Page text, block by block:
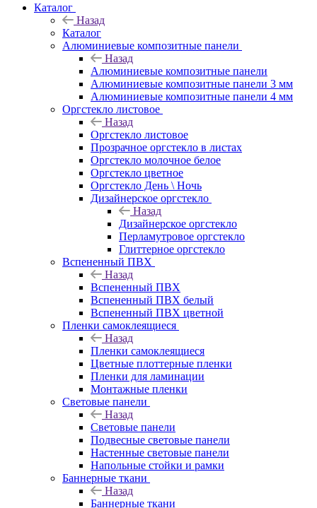
Каталог
Назад
Каталог
Алюминиевые композитные панели
Назад
Алюминиевые композитные панели
Алюминиевые композитные панели 3 мм
Алюминиевые композитные панели 4 мм
Оргстекло листовое
Назад
Оргстекло листовое
Прозрачное оргстекло в листах
Оргстекло молочное белое
Оргстекло цветное
Оргстекло День \ Ночь
Дизайнерское оргстекло
Назад
Дизайнерское оргстекло
Перламутровое оргстекло
Глиттерное оргстекло
Вспененный ПВХ
Назад
Вспененный ПВХ
Вспененный ПВХ белый
Вспененный ПВХ цветной
Пленки самоклеящиеся
Назад
Пленки самоклеящиеся
Цветные плоттерные пленки
Пленки для ламинации
Монтажные пленки
Световые панели
Назад
Световые панели
Подвесные световые панели
Настенные световые панели
Напольные стойки и рамки
Баннерные ткани
Назад
Баннерные ткани